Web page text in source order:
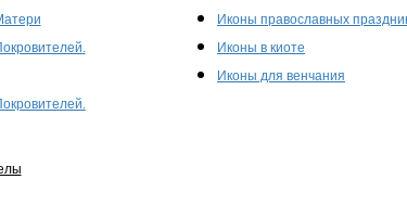
Иконы православных
Иконы в киоте
Иконы для венчания